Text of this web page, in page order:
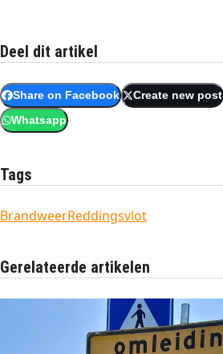
Deel dit artikel
Share on Facebook Create new post
Whatsapp
Tags
BrandweerReddingsvlot
Gerelateerde artikelen